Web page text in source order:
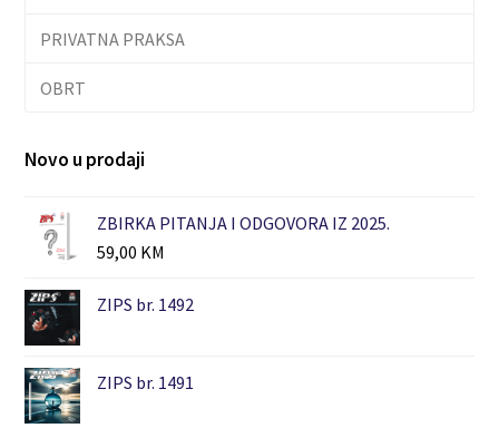
PRIVATNA PRAKSA
OBRT
Novo u prodaji
ZBIRKA PITANJA I ODGOVORA IZ 2025.
59,00 KM
ZIPS br. 1492
ZIPS br. 1491